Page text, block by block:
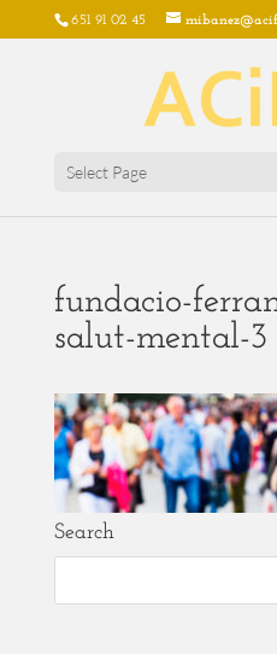
651 91 02 45
Select Page
fundacio-
salut-mental-3
Search